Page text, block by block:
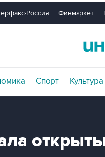
Россия Финмаркет
Спорт Культура